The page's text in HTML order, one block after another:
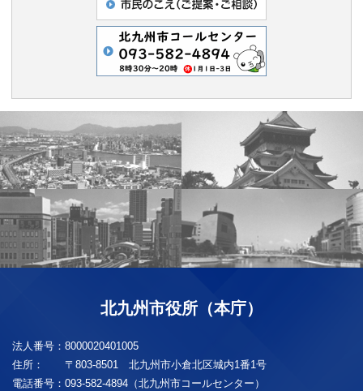
北九州市役所（本庁）
法人番号： 8000020401005
住所：
〒803-8501 北九州市小倉北区城内1番1号
電話番号： 093-582-4894（北九州市コールセンター）